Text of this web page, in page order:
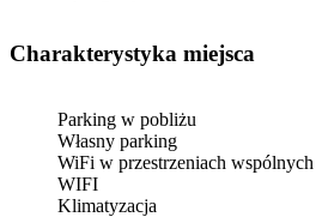
Charakterystyka miejsca
Parking w pobliżu
Własny parking
WiFi w przestrzeniach wspólnych
WIFI
Klimatyzacja